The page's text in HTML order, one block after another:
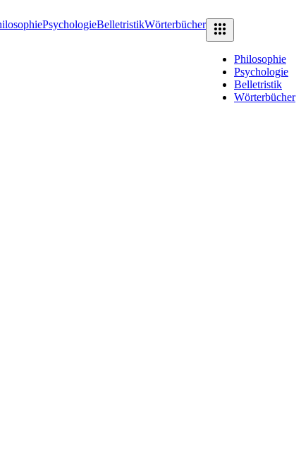
PsychologieBelletristikWörterbücher
Philosophie
Psychologie
Belletristik
Wörterbücher